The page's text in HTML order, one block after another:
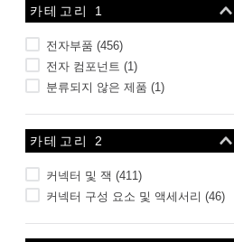
카테고리 1
전자부품 (456)
전자 컴포넌트 (1)
분류되지 않은 제품 (1)
카테고리 2
커넥터 및 잭 (411)
커넥터 구성 요소 및 액세서리 (46)